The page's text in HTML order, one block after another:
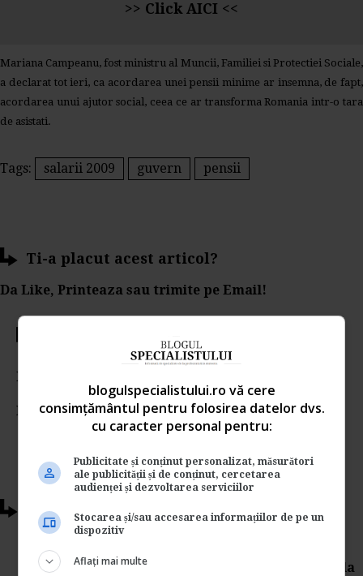
>> Click AICI <<
Mariana Campeanu, fost ministru al Muncii, Familiei si Protectiei Sociale,
a declarat tot ieri, ca acordarea unei pensii minime ar insemna, de fapt,
acordarea unui ajutor social, ceea ce ar transforma Romania intr-o tara
de asistati.
Tags: salarii 2009 guvern pensii
Ti-a placut acest articol?
Da Like, Printeaza sau trimite pe Email!
Rating:
Nota:5din1voturi
Articole conexe
acordarea de beneficii de asistenta sociala
blogulspecialistului.ro vă cere
consimțământul pentru folosirea datelor dvs.
cu caracter personal pentru:
Publicitate și conținut personalizat, măsurători
ale publicității și de conținut, cercetarea
audienței și dezvoltarea serviciilor
Stocarea și/sau accesarea informațiilor de pe un
dispozitiv
Aflați mai multe